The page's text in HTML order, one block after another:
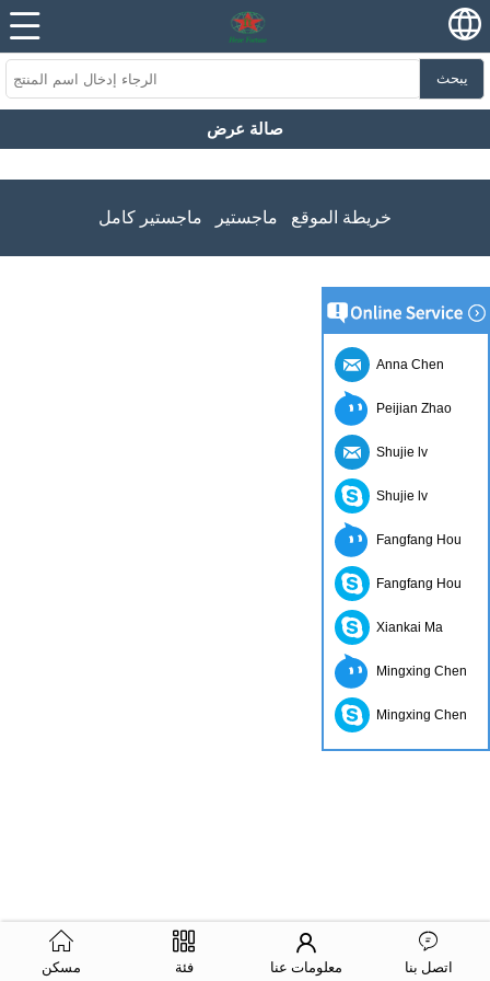
يبحث
صالة عرض
خريطة الموقع ماجستير ماجستير كامل
مسكن فئة معلومات عنا اتصل بنا
Anna Chen
Peijian Zhao
Shujie lv
Shujie lv
Fangfang Hou
Fangfang Hou
Xiankai Ma
Mingxing Chen
Mingxing Chen